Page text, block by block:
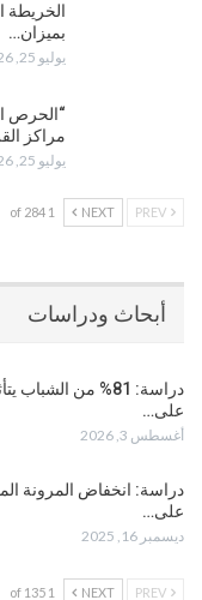
الخريطة
بميزان…
يوليو 25, 2026
“الحرص
مراكز
يوليو 25, 2026
NEXT
1 of 284
أبحاث ودراسات
دراسة: 81% من
على…
أغسطس 3, 2026
دراسة: انخفاض المرونة
على…
ديسمبر 16, 2025
NEXT
1 of 135